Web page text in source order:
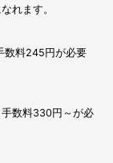
れます。
数料245円が必要
数料330円～が必